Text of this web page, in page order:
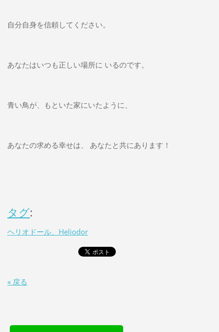
自分自身を信頼してください。
あなたはいつも正しい場所に いるのです。
青い鳥が、もといた家にいたように、
あなたの求める幸せは、 あなたと共にあります！
タグ:
ヘリオドール、Heliodor
« 戻る